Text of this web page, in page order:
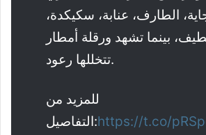
الطارف، عنابة، سكيكدة،
بينما تشهد ورقلة أمطار
تتخللها رعود.
للمزيد من
التفاصيل:https://t.co/